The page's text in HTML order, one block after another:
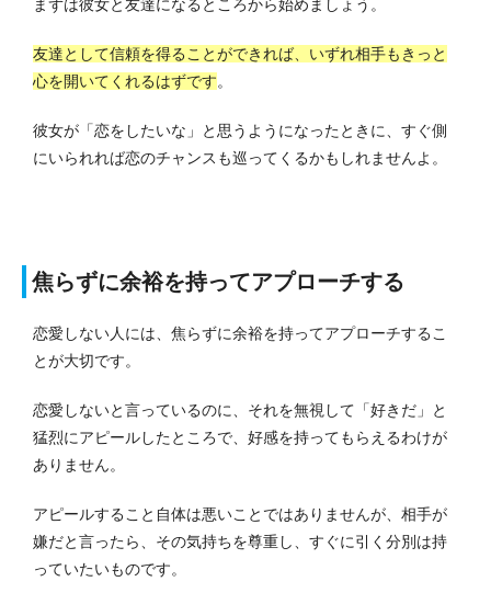
まずは彼女と友達になるところから始めましょう。
友達として信頼を得ることができれば、いずれ相手もきっと
心を開いてくれるはずです。
彼女が「恋をしたいな」と思うようになったときに、すぐ側
にいられれば恋のチャンスも巡ってくるかもしれませんよ。
焦らずに余裕を持ってアプローチする
恋愛しない人には、焦らずに余裕を持ってアプローチするこ
とが大切です。
恋愛しないと言っているのに、それを無視して「好きだ」と
猛烈にアピールしたところで、好感を持ってもらえるわけが
ありません。
アピールすること自体は悪いことではありませんが、相手が
嫌だと言ったら、その気持ちを尊重し、すぐに引く分別は持
っていたいものです。